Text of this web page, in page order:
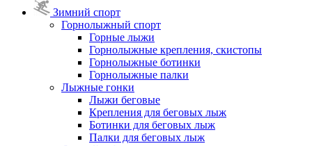
Зимний спорт
Горнолыжный спорт
Горные лыжи
Горнолыжные крепления, скистопы
Горнолыжные ботинки
Горнолыжные палки
Лыжные гонки
Лыжи беговые
Крепления для беговых лыж
Ботинки для беговых лыж
Палки для беговых лыж